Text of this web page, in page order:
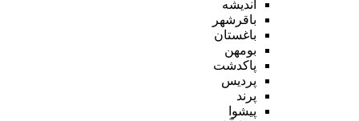
باقرشهر
باغستان
پاکدشت